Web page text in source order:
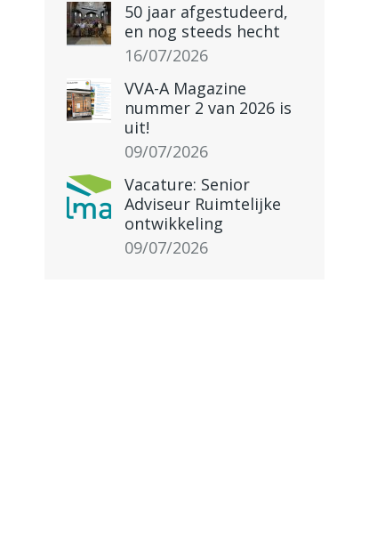
50 jaar afgestudeerd,
en nog steeds hecht
16/07/2026
VVA-A Magazine
nummer 2 van 2026 is
uit!
09/07/2026
Vacature: Senior
Adviseur Ruimtelijke
ontwikkeling
09/07/2026